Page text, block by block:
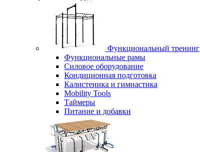
Функциональный тренинг
Функциональные рамы
Силовое оборудование
Кондиционная подготовка
Калистеника и гимнастика
Mobility Tools
Таймеры
Питание и добавки